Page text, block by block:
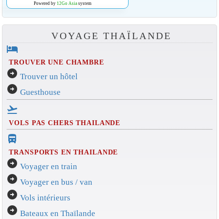
Powered by 12Go Asiasystem
VOYAGE THAÏLANDE
hotel
TROUVER UNE CHAMBRE
arrow_circle_right Trouver un hôtel
arrow_circle_right Guesthouse
flight_takeoff
VOLS PAS CHERS THAILANDE
directions_bus_filled
TRANSPORTS EN THAILANDE
arrow_circle_right Voyager en train
arrow_circle_right Voyager en bus / van
arrow_circle_right Vols intérieurs
arrow_circle_right Bateaux en Thaïlande